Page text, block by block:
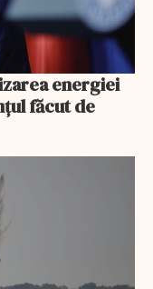
energiei
făcut de